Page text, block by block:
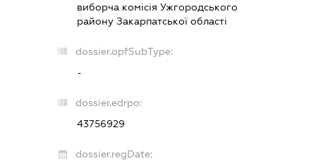
виборча комісія Ужгородського
району Закарпатської області
dossier.opfSubType:
-
dossier.edrpo:
43756929
dossier.regDate: